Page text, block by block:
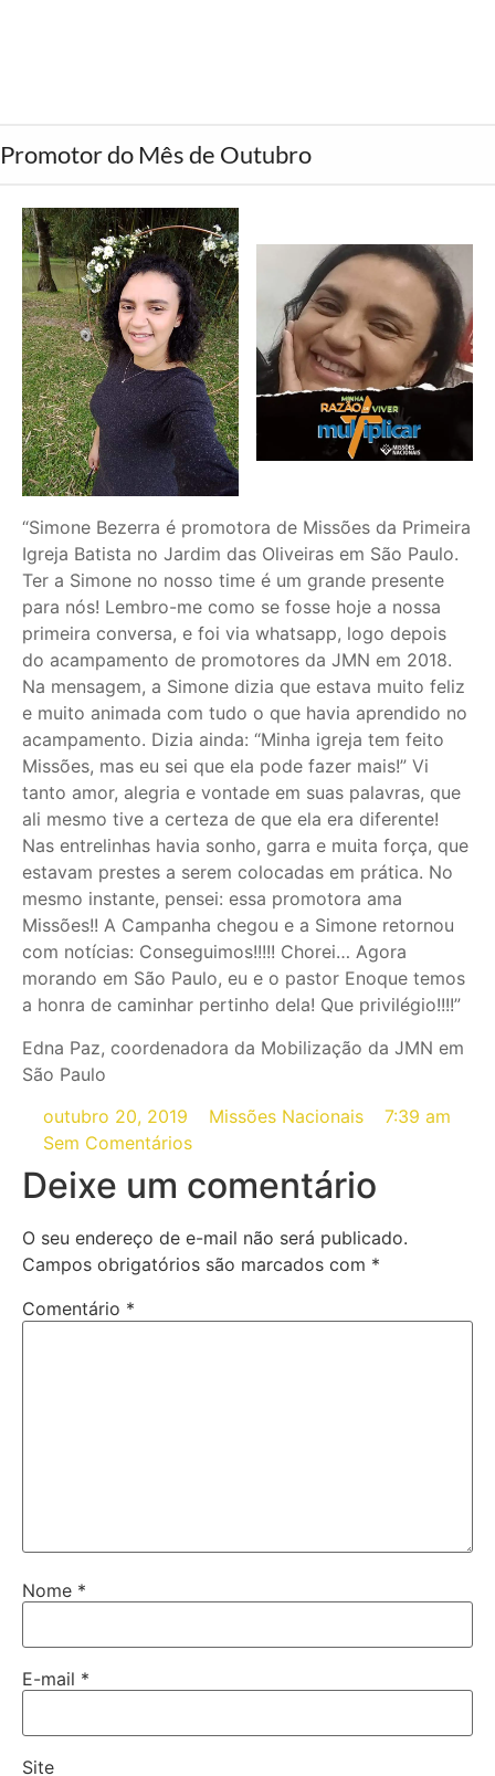
Promotor do Mês de Outubro
“Simone Bezerra é promotora de Missões da Primeira
Igreja Batista no Jardim das Oliveiras em São Paulo.
Ter a Simone no nosso time é um grande presente
para nós! Lembro-me como se fosse hoje a nossa
primeira conversa, e foi via whatsapp, logo depois
do acampamento de promotores da JMN em 2018.
Na mensagem, a Simone dizia que estava muito feliz
e muito animada com tudo o que havia aprendido no
acampamento. Dizia ainda: “Minha igreja tem feito
Missões, mas eu sei que ela pode fazer mais!” Vi
tanto amor, alegria e vontade em suas palavras, que
ali mesmo tive a certeza de que ela era diferente!
Nas entrelinhas havia sonho, garra e muita força, que
estavam prestes a serem colocadas em prática. No
mesmo instante, pensei: essa promotora ama
Missões!! A Campanha chegou e a Simone retornou
com notícias: Conseguimos!!!!! Chorei… Agora
morando em São Paulo, eu e o pastor Enoque temos
a honra de caminhar pertinho dela! Que privilégio!!!!”
Edna Paz, coordenadora da Mobilização da JMN em
São Paulo
outubro 20, 2019
Missões Nacionais
7:39 am
Sem Comentários
Deixe um comentário
O seu endereço de e-mail não será publicado.
Campos obrigatórios são marcados com *
Comentário *
Nome *
E-mail *
Site